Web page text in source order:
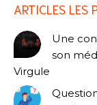
ARTICLES LES
Une
son
Virgule